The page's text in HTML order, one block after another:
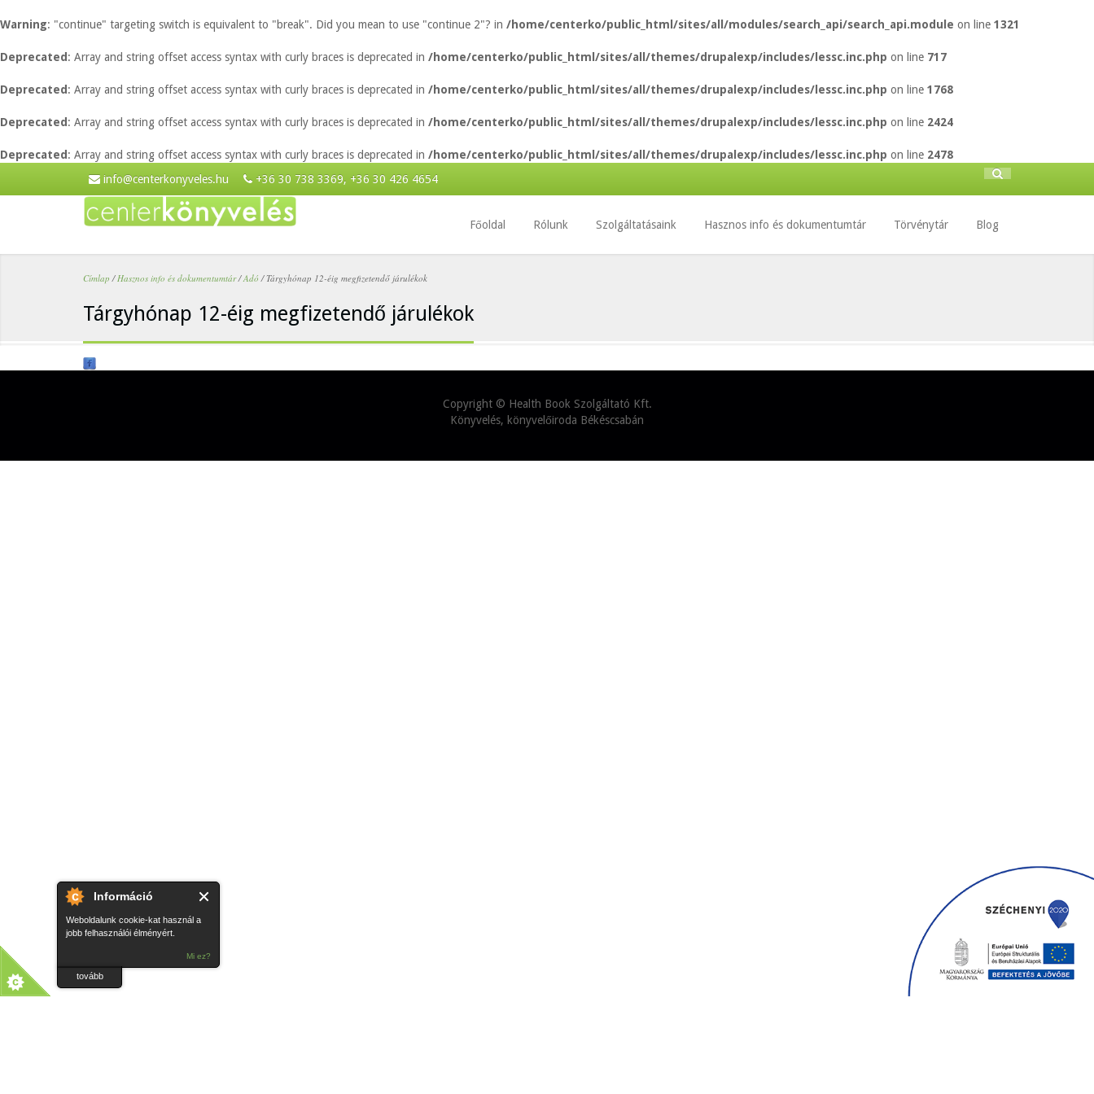
Információ
Weboldalunk cookie-kat használ a
jobb felhasználói élményért.
Mi ez?
tovább
Warning: "continue" targeting switch is equivalent to "break". Did you mean to use "continue 2"? in /home/centerko/public_html/sites/all/modules/search_api/search_api.module on line 1321
Deprecated : Array and string offset access syntax with curly braces is deprecated in /home/centerko/public_html/sites/all/themes/drupalexp/includes/lessc.inc.php on line 717
Deprecated : Array and string offset access syntax with curly braces is deprecated in /home/centerko/public_html/sites/all/themes/drupalexp/includes/lessc.inc.php on line 1768
Deprecated : Array and string offset access syntax with curly braces is deprecated in /home/centerko/public_html/sites/all/themes/drupalexp/includes/lessc.inc.php on line 2424
Deprecated : Array and string offset access syntax with curly braces is deprecated in /home/centerko/public_html/sites/all/themes/drupalexp/includes/lessc.inc.php on line 2478
info@centerkonyveles.hu +36 30 738 3369, +36 30 426 4654
Keresés
űrlap
Keresés
Főoldal Rólunk Szolgáltatásaink Hasznos info és dokumentumtár Törvénytár Blog
Jelenlegi hely
Címlap / Hasznos info és dokumentumtár / Adó /Tárgyhónap 12-éig megfizetendő járulékok
Tárgyhónap 12-éig megfizetendő járulékok
Copyright © Health Book Szolgáltató Kft.
Könyvelés, könyvelőiroda Békéscsabán